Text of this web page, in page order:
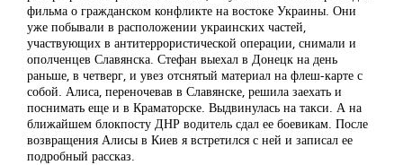
фильма о гражданском конфликте на востоке Украины. Они
уже побывали в расположении украинских частей,
участвующих в антитеррористической операции, снимали и
ополченцев Славянска. Стефан выехал в Донецк на день
раньше, в четверг, и увез отснятый материал на флеш-карте с
собой. Алиса, переночевав в Славянске, решила заехать и
поснимать еще и в Краматорске. Выдвинулась на такси. А на
ближайшем блокпосту ДНР водитель сдал ее боевикам. После
возвращения Алисы в Киев я встретился с ней и записал ее
подробный рассказ.